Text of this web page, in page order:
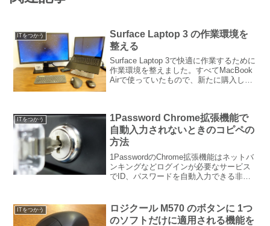
ITをつかう
Surface Laptop 3 の作業環境を
整える
Surface Laptop 3で快適に作業するために
作業環境を整えました。すべてMacBook
Airで使っていたもので、新たに購入した
ITをつかう
1Password Chrome拡張機能で
自動入力されないときのコピペの
方法
1PasswordのChrome拡張機能はネットバ
ンキングなどログインが必要なサービス
でID、パスワードを自動入力できる非常
あります。1PasswordのChrome拡...
ITをつかう
ロジクール M570 のボタンに 1つ
のソフトだけに適用される機能を